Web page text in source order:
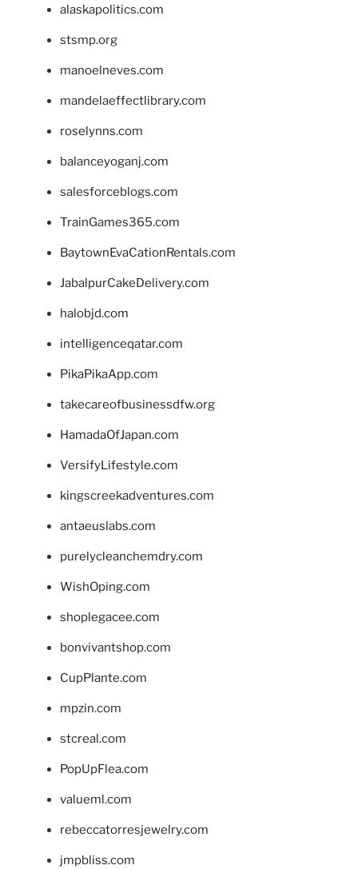
alaskapolitics.com
stsmp.org
manoelneves.com
mandelaeffectlibrary.com
roselynns.com
balanceyoganj.com
salesforceblogs.com
TrainGames365.com
BaytownEvaCationRentals.com
JabalpurCakeDelivery.com
halobjd.com
intelligenceqatar.com
PikaPikaApp.com
takecareofbusinessdfw.org
HamadaOfJapan.com
VersifyLifestyle.com
kingscreekadventures.com
antaeuslabs.com
purelycleanchemdry.com
WishOping.com
shoplegacee.com
bonvivantshop.com
CupPlante.com
mpzin.com
stcreal.com
PopUpFlea.com
valueml.com
rebeccatorresjewelry.com
jmpbliss.com